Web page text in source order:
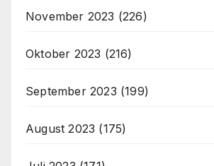
November 2023 (226)
Oktober 2023 (216)
September 2023 (199)
August 2023 (175)